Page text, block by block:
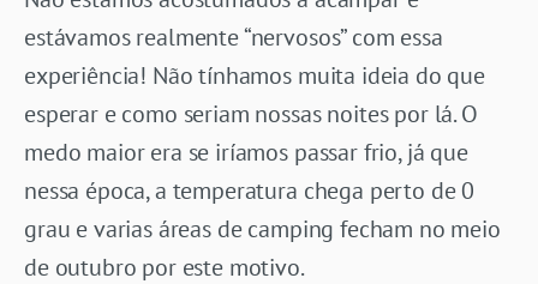
estávamos realmente “nervosos” com essa
experiência! Não tínhamos muita ideia do que
esperar e como seriam nossas noites por lá. O
medo maior era se iríamos passar frio, já que
nessa época, a temperatura chega perto de 0
grau e varias áreas de camping fecham no meio
de outubro por este motivo.